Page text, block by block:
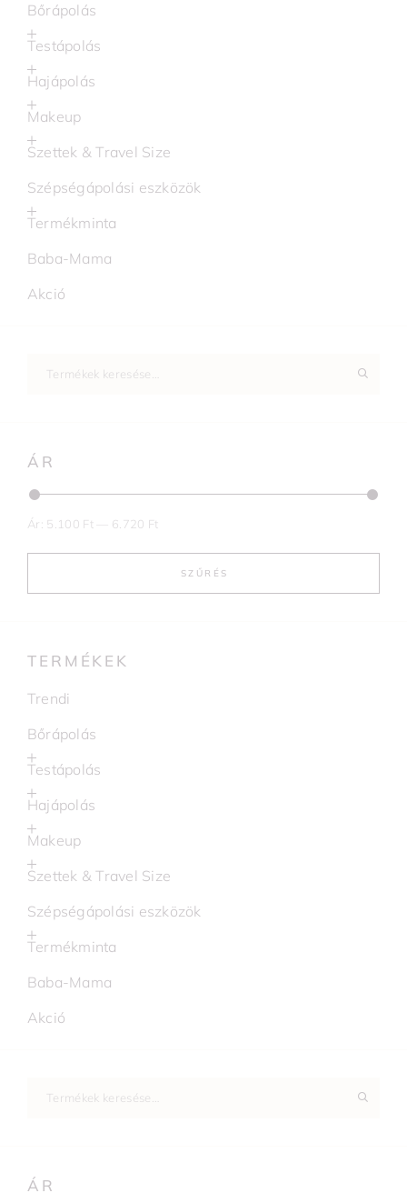
Bőrápolás
Testápolás
Hajápolás
Makeup
Szettek & Travel Size
Szépségápolási eszközök
Termékminta
Baba-Mama
Akció
ÁR
SZŰRÉS
Ár: 5.100 Ft 6.720 Ft
TERMÉKEK
Trendi
Bőrápolás
Testápolás
Hajápolás
Makeup
Szettek & Travel Size
Szépségápolási eszközök
Termékminta
Baba-Mama
Akció
ÁR